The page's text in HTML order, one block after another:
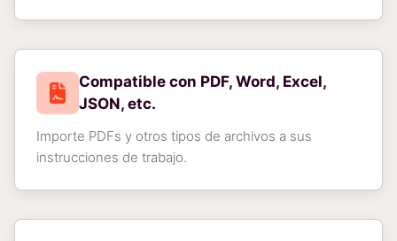
Compatible con PDF, Word, Excel,
JSON, etc.
Importe PDFs y otros tipos de archivos a sus
instrucciones de trabajo.